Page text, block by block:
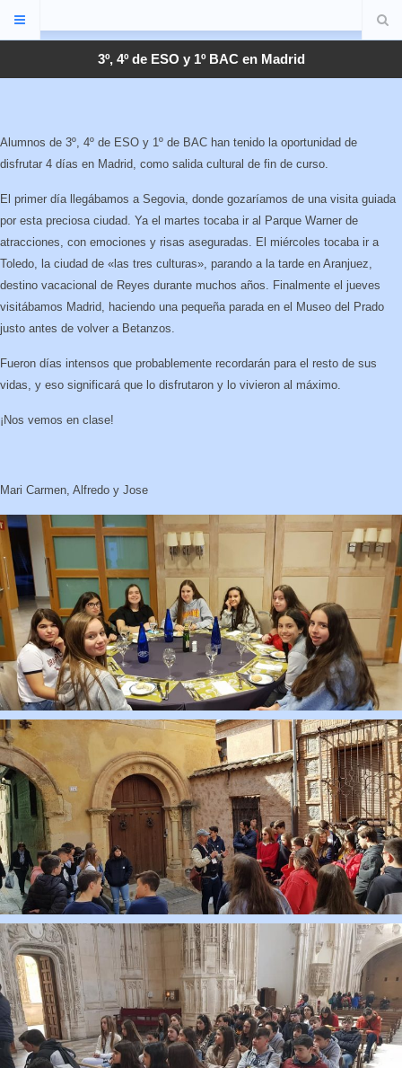
3º, 4º de ESO y 1º BAC en Madrid
Alumnos de 3º, 4º de ESO y 1º de BAC han tenido la oportunidad de
disfrutar 4 días en Madrid, como salida cultural de fin de curso.
El primer día llegábamos a Segovia, donde gozaríamos de una visita guiada
por esta preciosa ciudad. Ya el martes tocaba ir al Parque Warner de
atracciones, con emociones y risas aseguradas. El miércoles tocaba ir a
Toledo, la ciudad de «las tres culturas», parando a la tarde en Aranjuez,
destino vacacional de Reyes durante muchos años. Finalmente el jueves
visitábamos Madrid, haciendo una pequeña parada en el Museo del Prado
justo antes de volver a Betanzos.
Fueron días intensos que probablemente recordarán para el resto de sus
vidas, y eso significará que lo disfrutaron y lo vivieron al máximo.
¡Nos vemos en clase!
Mari Carmen, Alfredo y Jose